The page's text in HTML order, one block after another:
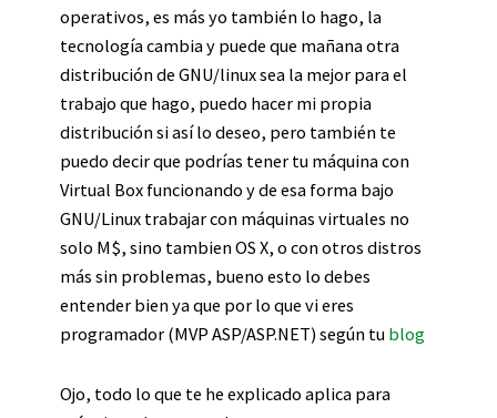
operativos, es más yo también lo hago, la
tecnología cambia y puede que mañana otra
distribución de GNU/linux sea la mejor para el
trabajo que hago, puedo hacer mi propia
distribución si así lo deseo, pero también te
puedo decir que podrías tener tu máquina con
Virtual Box funcionando y de esa forma bajo
GNU/Linux trabajar con máquinas virtuales no
solo M$, sino tambien OS X, o con otros distros
más sin problemas, bueno esto lo debes
entender bien ya que por lo que vi eres
programador (MVP ASP/ASP.NET) según tu blog
Ojo, todo lo que te he explicado aplica para